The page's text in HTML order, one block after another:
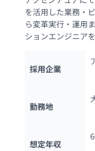
を活用した業務・
ら変革実行・運用
ションエンジニア
採用企業
勤務地
想定年収